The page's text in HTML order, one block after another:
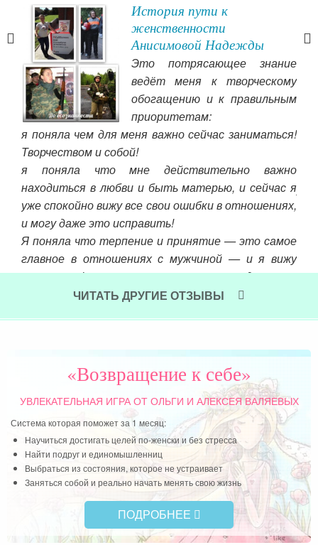
История пути к
женственности
Анисимовой Надежды
Это потрясающее знание
ведёт меня к творческому
обогащению и к правильным
приоритетам:
я поняла чем для меня важно сейчас заниматься!
Творчеством и собой!
я поняла что мне действительно важно
находиться в любви и быть матерью, и сейчас я
уже спокойно вижу все свои ошибки в отношениях,
и могу даже это исправить!
Я поняла что терпение и принятие — это самое
главное в отношениях с мужчиной — и я вижу
результат! и этот результат кардинально
делает меня счастливой!
Читать далее »
ЧИТАТЬ ДРУГИЕ ОТЗЫВЫ
«Возвращение к себе»
УВЛЕКАТЕЛЬНАЯ ИГРАОТ ОЛЬГИ И АЛЕКСЕЯ ВАЛЯЕВЫХ
Система которая поможет за 1 месяц:
Научиться достигать целей по-женски и без стресса
Найти подруг и единомышленниц
Выбраться из состояния, которое не устраивает
Заняться собой и реально начать менять свою жизнь
ПОДРОБНЕЕ